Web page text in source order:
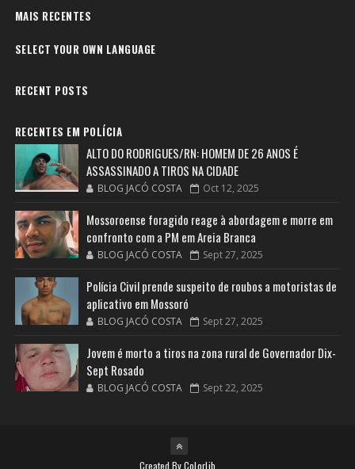
MAIS RECENTES
SELECT YOUR OWN LANGUAGE
RECENT POSTS
RECENTES EM POLÍCIA
ALTO DO RODRIGUES/RN: HOMEM DE 26 ANOS É
ASSASSINADO A TIROS NA CIDADE
BLOG JACÓ COSTA Oct 12, 2025
Mossoroense foragido reage à abordagem e morre em
confronto com a PM em Areia Branca
BLOG JACÓ COSTA Sept 27, 2025
Polícia Civil prende suspeito de roubos a motoristas de
aplicativo em Mossoró
BLOG JACÓ COSTA Sept 27, 2025
Jovem é morto a tiros na zona rural de Governador Dix-
Sept Rosado
BLOG JACÓ COSTA Sept 22, 2025
Created ByColorlib